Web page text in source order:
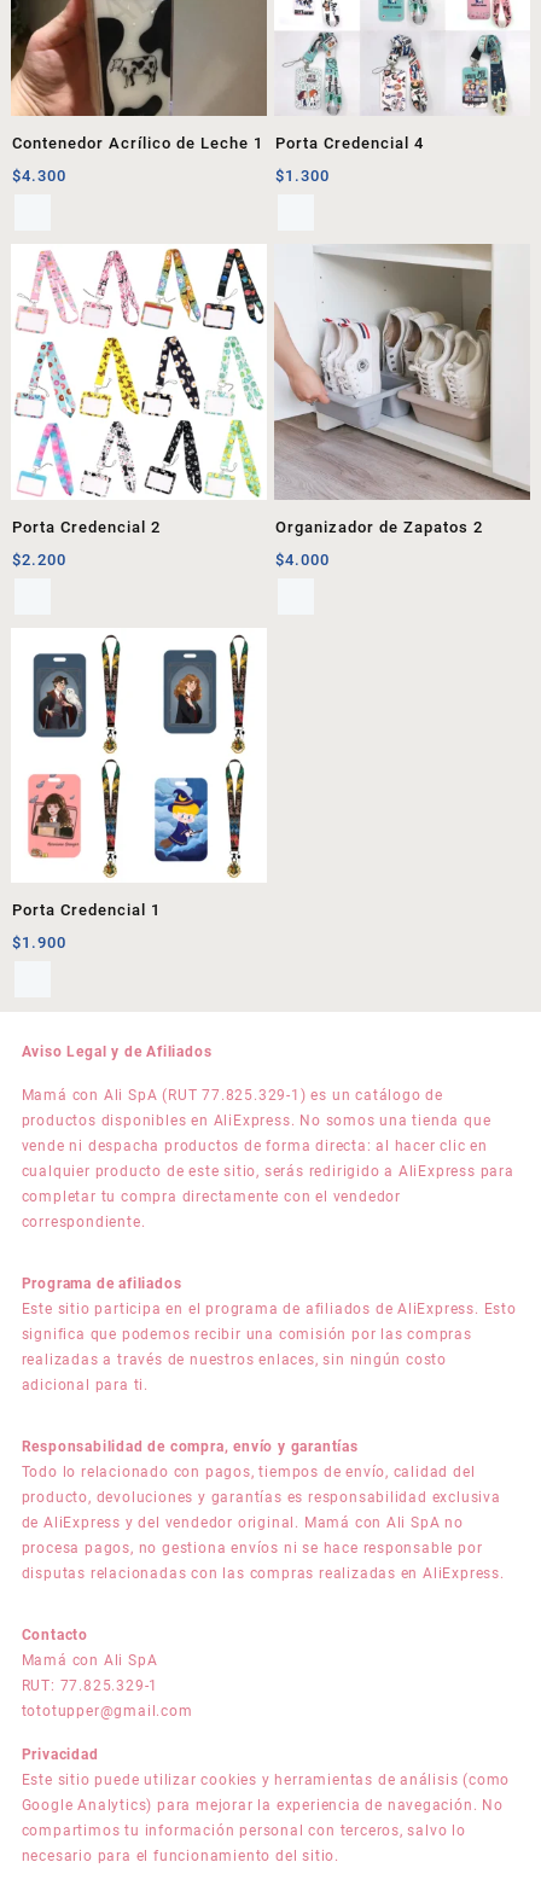
Contenedor Acrílico de Leche 1
$4.300
Porta Credencial 4
$1.300
Porta Credencial 2
$2.200
Organizador de Zapatos 2
$4.000
Porta Credencial 1
$1.900
Aviso Legal y de Afiliados
Mamá con Ali SpA (RUT 77.825.329-1) es un catálogo de
productos disponibles en AliExpress. No somos una tienda que
vende ni despacha productos de forma directa: al hacer clic en
cualquier producto de este sitio, serás redirigido a AliExpress para
completar tu compra directamente con el vendedor
correspondiente.
Programa de afiliados
Este sitio participa en el programa de afiliados de AliExpress. Esto
significa que podemos recibir una comisión por las compras
realizadas a través de nuestros enlaces, sin ningún costo
adicional para ti.
Responsabilidad de compra, envío y garantías
Todo lo relacionado con pagos, tiempos de envío, calidad del
producto, devoluciones y garantías es responsabilidad exclusiva
de AliExpress y del vendedor original. Mamá con Ali SpA no
procesa pagos, no gestiona envíos ni se hace responsable por
disputas relacionadas con las compras realizadas en AliExpress.
Contacto
Mamá con Ali SpA
RUT: 77.825.329-1
tototupper@gmail.com
Privacidad
Este sitio puede utilizar cookies y herramientas de análisis (como
Google Analytics) para mejorar la experiencia de navegación. No
compartimos tu información personal con terceros, salvo lo
necesario para el funcionamiento del sitio.